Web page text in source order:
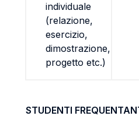
individuale
(relazione,
esercizio,
dimostrazione,
progetto etc.)
STUDENTI